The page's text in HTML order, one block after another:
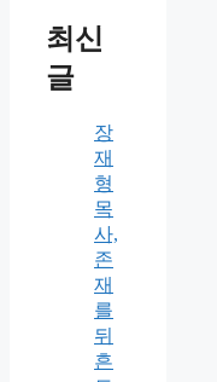
최신
글
장
재
형
목
사,
존
재
를
뒤
흔